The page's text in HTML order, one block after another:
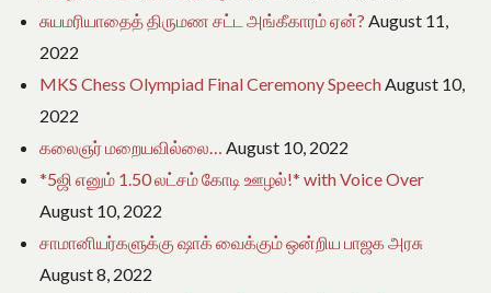
சுயமரியாதைத் திருமண சட்ட அங்கீகாரம் ஏன்? August 11,
2022
MKS Chess Olympiad Final Ceremony Speech August 10,
2022
கலைஞர் மறையவில்லை…
August 10, 2022
*5ஜி எனும் 1.50 லட்சம் கோடி ஊழல்!* with Voice Over
August 10, 2022
சாமானியர்களுக்கு ஷாக் வைக்கும் ஒன்றிய பாஜக அரசு
August 8, 2022